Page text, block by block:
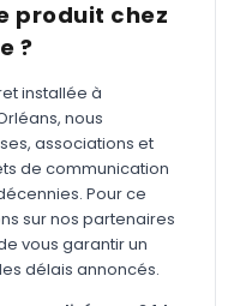
produit chez
?
installée à
nous
associations et
de communication
Pour ce
sur nos partenaires
vous garantir un
délais annoncés.